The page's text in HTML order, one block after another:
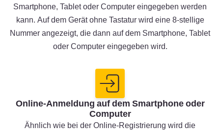
Smartphone, Tablet oder Computer eingegeben werden
kann. Auf dem Gerät ohne Tastatur wird eine 8-stellige
Nummer angezeigt, die dann auf dem Smartphone, Tablet
oder Computer eingegeben wird.
Online-Anmeldung auf dem Smartphone oder
Computer
Ähnlich wie bei der Online-Registrierung wird die